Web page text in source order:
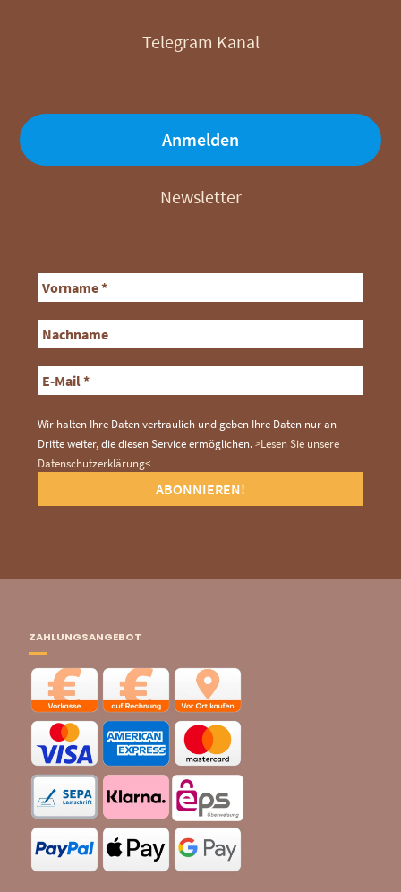
Telegram Kanal
Anmelden
Newsletter
Wir halten Ihre Daten vertraulich und geben Ihre Daten nur an
Dritte weiter, die diesen Service ermöglichen.>Lesen Sie unsere
Datenschutzerklärung<
ZAHLUNGSANGEBOT